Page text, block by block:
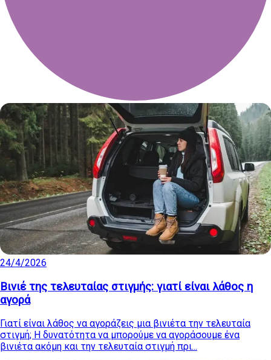
24/4/2026
Βινιέ της τελευταίας στιγμής: γιατί είναι λάθος η
αγορά
Γιατί είναι λάθος να αγοράζεις μια βινιέτα την τελευταία
στιγμή; Η δυνατότητα να μπορούμε να αγοράσουμε ένα
βινιέτα ακόμη και την τελευταία στιγμή πρι...